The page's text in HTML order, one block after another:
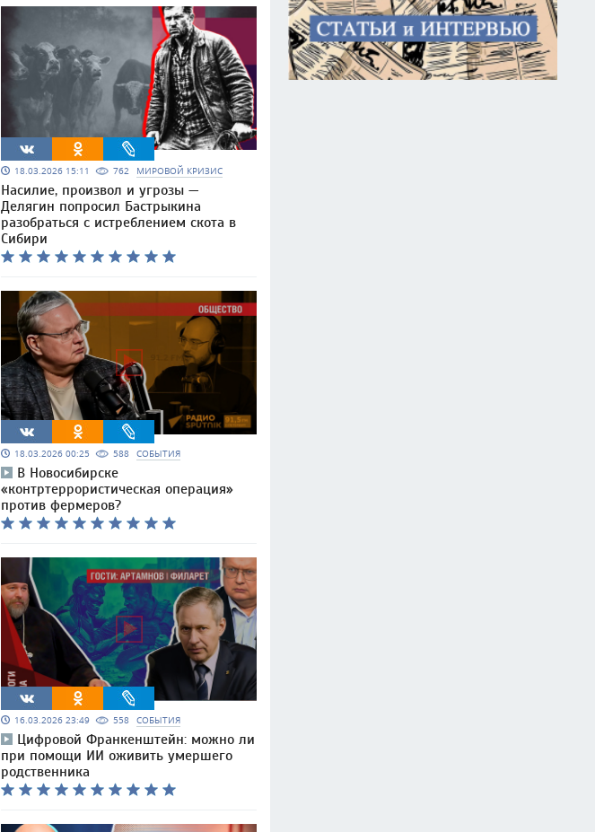
18.03.2026 15:11 762 МИРОВОЙ КРИЗИС
Насилие, произвол и угрозы —
Делягин попросил Бастрыкина
разобраться с истреблением скота в
Сибири
18.03.2026 00:25 588 СОБЫТИЯ
В Новосибирске
«контртеррористическая операция»
против фермеров?
16.03.2026 23:49 558 СОБЫТИЯ
Цифровой Франкенштейн: можно ли
при помощи ИИ оживить умершего
родственника